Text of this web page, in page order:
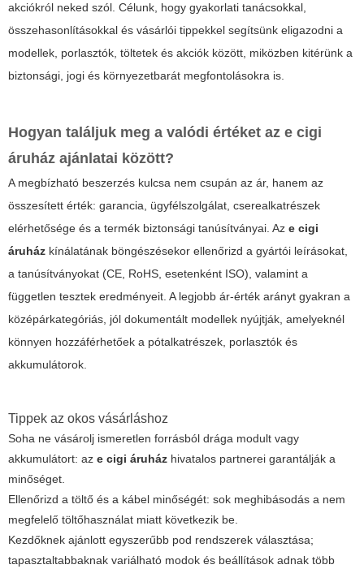
akciókról neked szól. Célunk, hogy gyakorlati tanácsokkal,
összehasonlításokkal és vásárlói tippekkel segítsünk eligazodni a
modellek, porlasztók, töltetek és akciók között, miközben kitérünk a
biztonsági, jogi és környezetbarát megfontolásokra is.
Hogyan találjuk meg a valódi értéket az e cigi
áruház ajánlatai között?
A megbízható beszerzés kulcsa nem csupán az ár, hanem az
összesített érték: garancia, ügyfélszolgálat, cserealkatrészek
elérhetősége és a termék biztonsági tanúsítványai. Az e cigi
áruház kínálatának böngészésekor ellenőrizd a gyártói leírásokat,
a tanúsítványokat (CE, RoHS, esetenként ISO), valamint a
független tesztek eredményeit. A legjobb ár-érték arányt gyakran a
középárkategóriás, jól dokumentált modellek nyújtják, amelyeknél
könnyen hozzáférhetőek a pótalkatrészek, porlasztók és
akkumulátorok.
Tippek az okos vásárláshoz
Soha ne vásárolj ismeretlen forrásból drága modult vagy
akkumulátort: az e cigi áruház hivatalos partnerei garantálják a
minőséget.
Ellenőrizd a töltő és a kábel minőségét: sok meghibásodás a nem
megfelelő töltőhasználat miatt következik be.
Kezdőknek ajánlott egyszerűbb pod rendszerek választása;
tapasztaltabbaknak variálható modok és beállítások adnak több